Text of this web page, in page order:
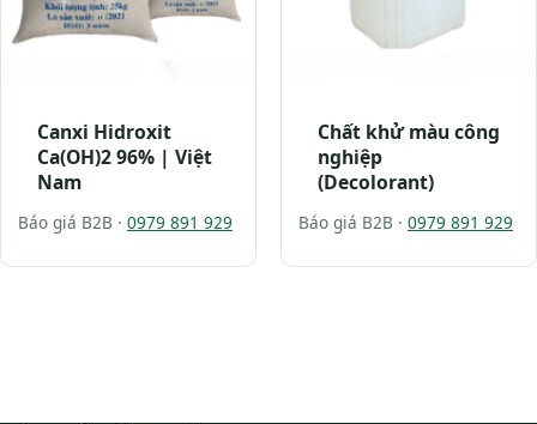
Canxi Hidroxit
Ca(OH)2 96% | Việt
Nam
Báo giá B2B · 0979 891 929
Chất khử màu công
nghiệp
(Decolorant)
Báo giá B2B · 0979 891 929